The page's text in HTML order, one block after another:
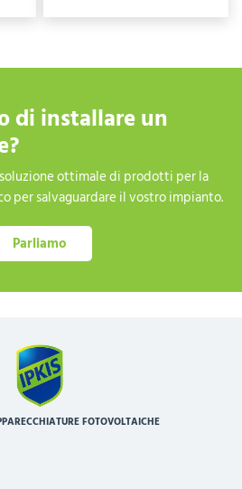
di installare un
ottimale di prodotti per la
per salvaguardare il vostro impianto.
Parliamo
FOTOVOLTAICHE